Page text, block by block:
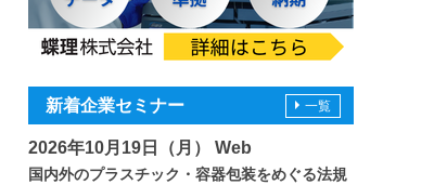
新着企業セミナー
2026年10月19日（月） Web
国内外のプラスチック・容器包装をめぐる法規
一覧